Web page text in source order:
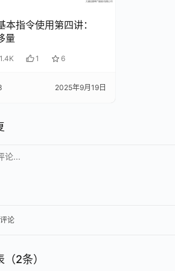
本指令使用第四讲：
量
1.4K 1 6
2025年9月19日
论...
论
2条）